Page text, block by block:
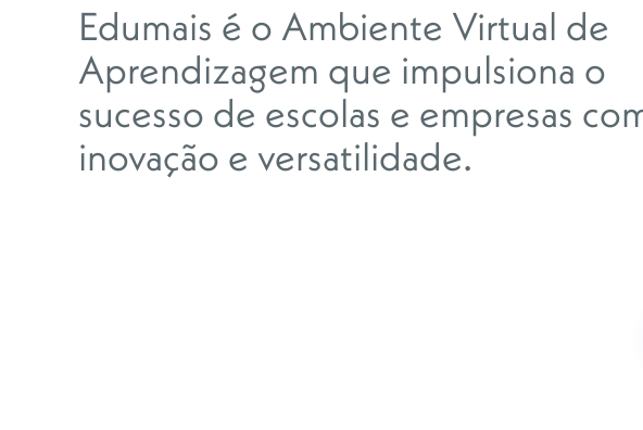
Edumais é o Ambiente Virtual de
Aprendizagem que impulsiona o
sucesso de escolas e empresas
inovação e versatilidade.